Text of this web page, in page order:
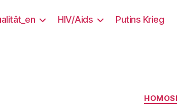
HIV/Aids Putins Krieg